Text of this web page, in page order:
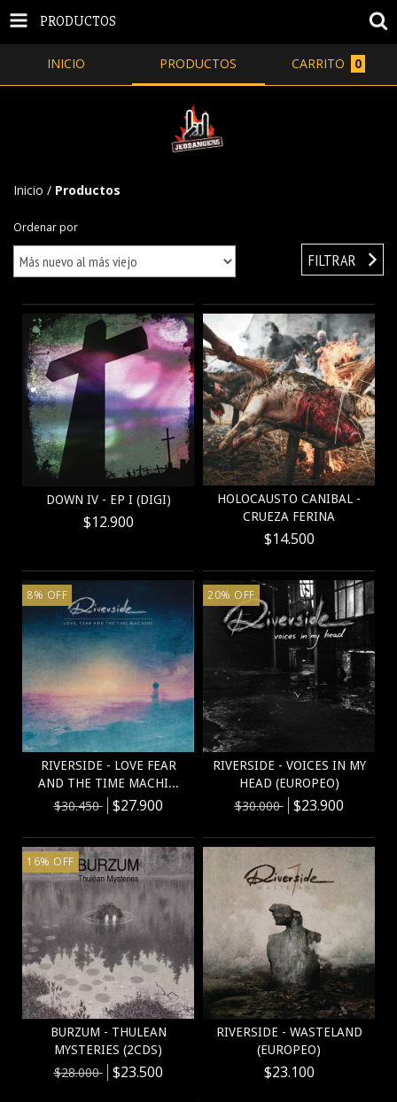
PRODUCTOS
INICIO PRODUCTOS CARRITO 0
Inicio / Productos
Ordenar por
FILTRAR
DOWN IV - EP I (DIGI)
$12.900
HOLOCAUSTO CANIBAL -
CRUEZA FERINA
$14.500
8% OFF
RIVERSIDE - LOVE FEAR
AND THE TIME MACHI...
$30.450 $27.900
20% OFF
RIVERSIDE - VOICES IN MY
HEAD (EUROPEO)
$30.000 $23.900
16% OFF
BURZUM - THULEAN
MYSTERIES (2CDS)
$28.000 $23.500
RIVERSIDE - WASTELAND
(EUROPEO)
$23.100